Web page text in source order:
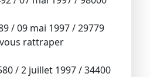
/ 09 mai 1997 / 29779
rattraper
/ 2 juillet 1997 / 34400